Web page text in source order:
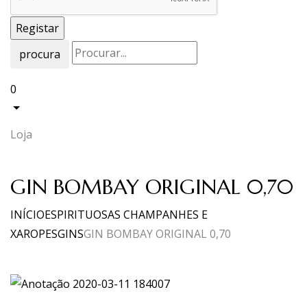
procura
0
Loja
GIN BOMBAY ORIGINAL 0,70
INÍCIOESPIRITUOSAS CHAMPANHES E
XAROPESGINSGIN BOMBAY ORIGINAL 0,70